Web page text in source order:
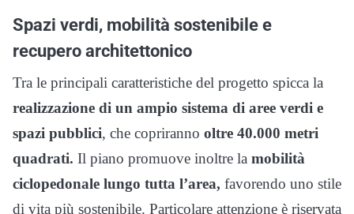
Spazi verdi, mobilità sostenibile e
recupero architettonico
Tra le principali caratteristiche del progetto spicca la
realizzazione di un ampio sistema di aree verdi e
spazi pubblici, che copriranno oltre 40.000 metri
quadrati. Il piano promuove inoltre la mobilità
ciclopedonale lungo tutta l’area, favorendo uno stile
di vita più sostenibile. Particolare attenzione è riservata